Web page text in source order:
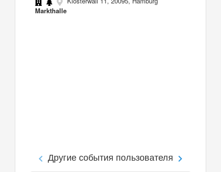
Markthalle
Другие события пользователя